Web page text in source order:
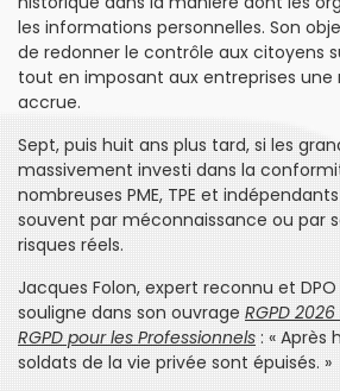
les informations personnelles. Son
de redonner le contrôle aux citoyens
tout en imposant aux entreprises une
accrue.
Sept, puis huit ans plus tard, si les
massivement investi dans la
nombreuses PME, TPE et
souvent par méconnaissance ou par
risques réels.
Jacques Folon, expert reconnu et
souligne dans son ouvrage RGPD
RGPD pour les Professionnels : « Après
soldats de la vie privée sont épuisés. »